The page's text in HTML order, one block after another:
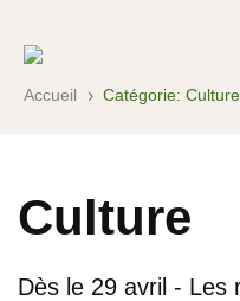
Accueil 5 Catégorie: Culture
Culture
Dès le 29 avril - Les